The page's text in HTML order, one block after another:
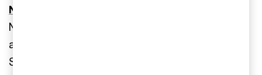
Norge
Nordic IPO Watch för första halvåret 2026 visar
att 10 av 24 börsintroduktioner gjordes i Sverige.
Stabil inflation, lägre räntor och god BNP-tillväxt